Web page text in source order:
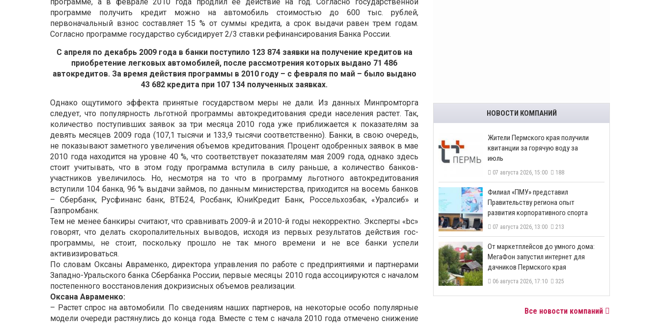
программе получить кредит можно на автомобиль стоимостью до 600 тыс. рублей,
первоначальный взнос составляет 15 % от суммы кредита, а срок выдачи равен трем годам.
Согласно программе государство субсидирует 2/3 ставки рефинансирования Банка России.
С апреля по декабрь 2009 года в банки поступило 123 874 заявки на получение кредитов на
приобретение легковых автомобилей, после рассмотрения которых выдано 71 486
автокредитов. За время действия программы в 2010 году – с февраля по май – было выдано
43 682 кредита при 107 134 полученных заявках.
Однако ощутимого эффекта принятые государством меры не дали. Из данных Минпромторга
следует, что популярность льготной программы автокредитования среди населения растет. Так,
количество поступивших заявок за три месяца 2010 года уже приближается к показателям за
девять месяцев 2009 года (107,1 тысячи и 133,9 тысячи соответственно). Банки, в свою очередь,
не показывают заметного увеличения объемов кредитования. Процент одобренных заявок в мае
2010 года находится на уровне 40 %, что соответствует показателям мая 2009 года, однако здесь
стоит учитывать, что в этом году программа вступила в силу раньше, а количество банков-
участников увеличилось. Но, несмотря на то что в программу льготного автокредитования
вступили 104 банка, 96 % выдачи займов, по данным министерства, приходится на восемь банков
– Сбербанк, Русфинанс банк, ВТБ24, Росбанк, ЮниКредит Банк, Россельхозбак, «Уралсиб» и
Газпромбанк.
Тем не менее банкиры считают, что сравнивать 2009-й и 2010-й годы некорректно. Эксперты «bc»
говорят, что делать скоропалительных выводов, исходя из первых результатов действия гос-
программы, не стоит, поскольку прошло не так много времени и не все банки успели
активизироваться.
По словам Оксаны Авраменко, директора управления по работе с предприятиями и партнерами
Западно-Уральского банка Сбербанка России, первые месяцы 2010 года ассоциируются с началом
постепенного восстановления докризисных объемов реализации.
Оксана Авраменко:
– Растет спрос на автомобили. По сведениям наших партнеров, на некоторые особо популярные
модели очереди растянулись до конца года. Вместе с тем с начала 2010 года отмечено снижение
НОВОСТИ КОМПАНИЙ
​Жители Пермского края получили
квитанции за горячую воду за
июль
07 августа 2026, 15:00 188
​Филиал «ПМУ» представил
Правительству региона опыт
развития корпоративного спорта
07 августа 2026, 13:00 213
От маркетплейсов до умного дома:
МегаФон запустил интернет для
дачников Пермского края
06 августа 2026, 17:10 325
Все новости компаний